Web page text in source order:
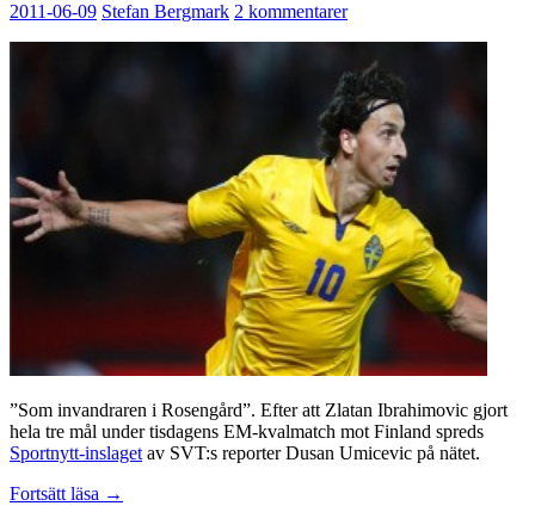
2011-06-09 Stefan Bergmark 2 kommentarer
”Som invandraren i Rosengård”. Efter att Zlatan Ibrahimovic gjort
hela tre mål under tisdagens EM-kvalmatch mot Finland spreds
Sportnytt-inslaget av SVT:s reporter Dusan Umicevic på nätet.
Fortsätt läsa Som
→